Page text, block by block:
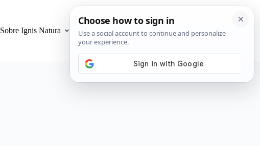
Sobre Ignis Natura Privacidad y Cookies